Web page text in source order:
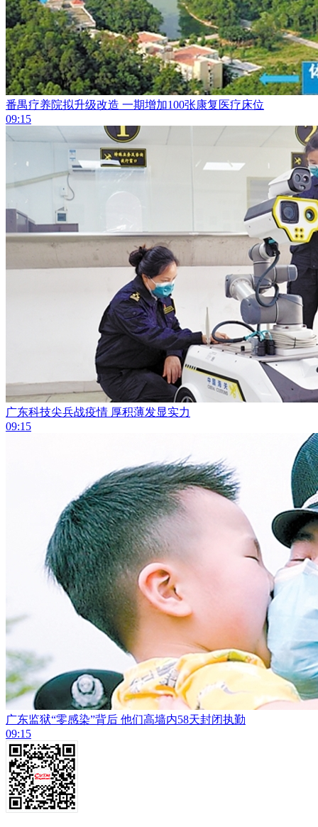
番禺疗养院拟升级改造 一期增加100张康复医疗床位
09:15
广东科技尖兵战疫情 厚积薄发显实力
09:15
广东监狱“零感染”背后 他们高墙内58天封闭执勤
09:15